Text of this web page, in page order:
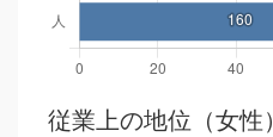
従業上の地位（女性）